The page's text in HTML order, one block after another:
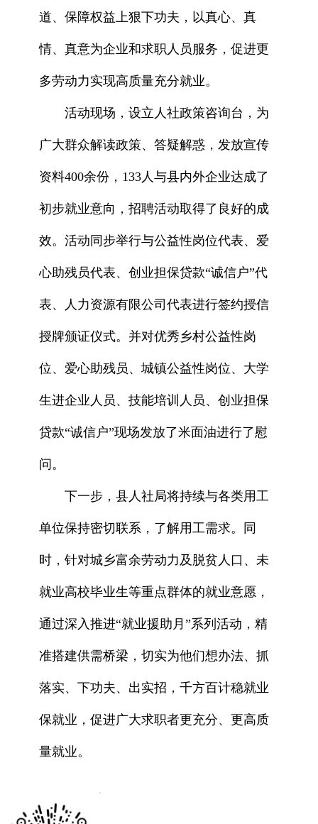
道、保障权益上狠下功夫，以真心、真
情、真意为企业和求职人员服务，促进更
多劳动力实现高质量充分就业。
活动现场，设立人社政策咨询台，为
广大群众解读政策、答疑解惑，发放宣传
资料400余份，133人与县内外企业达成了
初步就业意向，招聘活动取得了良好的成
效。活动同步举行与公益性岗位代表、爱
心助残员代表、创业担保贷款“诚信户”代
表、人力资源有限公司代表进行签约授信
授牌颁证仪式。并对优秀乡村公益性岗
位、爱心助残员、城镇公益性岗位、大学
生进企业人员、技能培训人员、创业担保
贷款“诚信户”现场发放了米面油进行了慰
问。
下一步，县人社局将持续与各类用工
单位保持密切联系，了解用工需求。同
时，针对城乡富余劳动力及脱贫人口、未
就业高校毕业生等重点群体的就业意愿，
通过深入推进“就业援助月”系列活动，精
准搭建供需桥梁，切实为他们想办法、抓
落实、下功夫、出实招，千方百计稳就业
保就业，促进广大求职者更充分、更高质
量就业。
x